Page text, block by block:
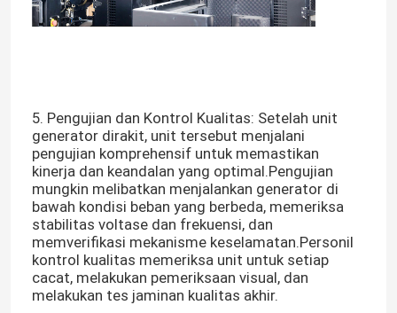
Produk
Tentang kami
Tur Pabrik
Kontrol kualitas
Permintaan Penawaran
5. Pengujian dan Kontrol Kualitas: Setelah unit
generator dirakit, unit tersebut menjalani
pengujian komprehensif untuk memastikan
kinerja dan keandalan yang optimal.Pengujian
mungkin melibatkan menjalankan generator di
bawah kondisi beban yang berbeda, memeriksa
stabilitas voltase dan frekuensi, dan
memverifikasi mekanisme keselamatan.Personil
kontrol kualitas memeriksa unit untuk setiap
cacat, melakukan pemeriksaan visual, dan
melakukan tes jaminan kualitas akhir.